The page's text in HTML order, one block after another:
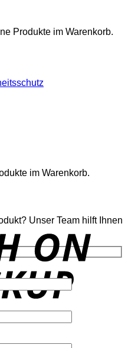
Produkte im Warenkorb.
im Warenkorb.
Unser Team hilft Ihnen